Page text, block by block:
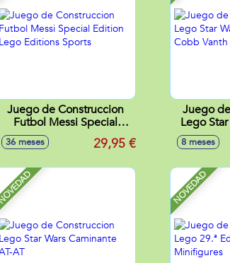
Juego de Construccion
Futbol Messi Special
Edition Lego Editions
36 meses 29,95 €
Juego
Lego
de
8 meses
NOVEDAD